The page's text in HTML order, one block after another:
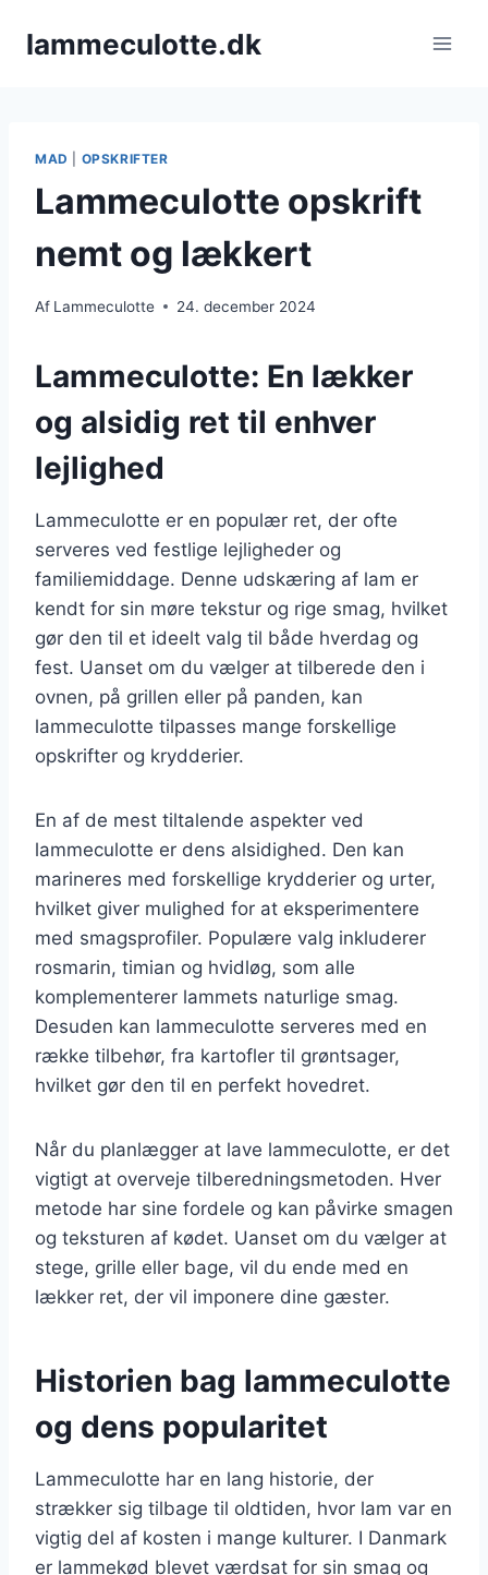
lammeculotte.dk
MAD OPSKRIFTER
Lammeculotte opskrift
nemt og lækkert
Af Lammeculotte 24. december 2024
Lammeculotte: En lækker
og alsidig ret til enhver
lejlighed
Lammeculotte er en populær ret, der ofte
serveres ved festlige lejligheder og
familiemiddage. Denne udskæring af lam er
kendt for sin møre tekstur og rige smag, hvilket
gør den til et ideelt valg til både hverdag og
fest. Uanset om du vælger at tilberede den i
ovnen, på grillen eller på panden, kan
lammeculotte tilpasses mange forskellige
opskrifter og krydderier.
En af de mest tiltalende aspekter ved
lammeculotte er dens alsidighed. Den kan
marineres med forskellige krydderier og urter,
hvilket giver mulighed for at eksperimentere
med smagsprofiler. Populære valg inkluderer
rosmarin, timian og hvidløg, som alle
komplementerer lammets naturlige smag.
Desuden kan lammeculotte serveres med en
række tilbehør, fra kartofler til grøntsager,
hvilket gør den til en perfekt hovedret.
Når du planlægger at lave lammeculotte, er det
vigtigt at overveje tilberedningsmetoden. Hver
metode har sine fordele og kan påvirke smagen
og teksturen af kødet. Uanset om du vælger at
stege, grille eller bage, vil du ende med en
lækker ret, der vil imponere dine gæster.
Historien bag lammeculotte
og dens popularitet
Lammeculotte har en lang historie, der
strækker sig tilbage til oldtiden, hvor lam var en
vigtig del af kosten i mange kulturer. I Danmark
er lammekød blevet værdsat for sin smag og